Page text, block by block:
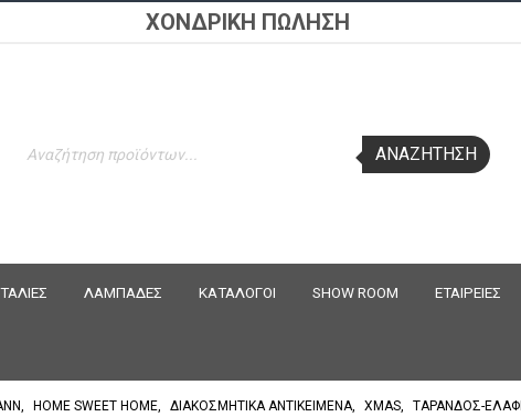
ΧΟΝΔΡΙΚΗ ΠΩΛΗΣΗ
search
ΑΝΑΖΉΤΗΣΗ
ΛΑΜΠΑΔΕΣ ΚΑΤΑΛΟΓΟΙ SHOW ROOM ΕΤΑΙΡΕΙΕΣ
, HOME SWEET HOME, ΔΙΑΚΟΣΜΗΤΙΚΑ ΑΝΤΙΚΕΙΜΕΝΑ, XMAS,
ΤΑΡΑΝΔΟΣ-ΕΛΑΦΙ